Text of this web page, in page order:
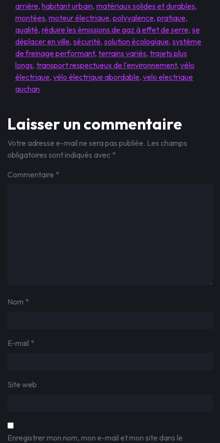
arrière, habitant urbain, matériaux solides et durables,
montées, moteur électrique, polyvalence, pratique,
qualité, réduire les émissions de gaz à effet de serre, se
déplacer en ville, sécurité, solution écologique, système
de freinage performant, terrains variés, trajets plus
longs, transport respectueux de l'environnement, vélo
électrique, vélo électrique abordable, velo electrique
auchan
Laisser un commentaire
Votre adresse e-mail ne sera pas publiée. Les champs
obligatoires sont indiqués avec *
Commentaire *
Nom *
E-mail *
Site web
Enregistrer mon nom, mon e-mail et mon site dans le